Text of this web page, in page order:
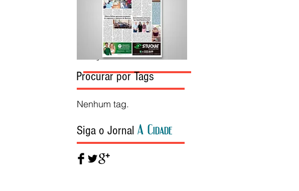
Edição da Semana
Procurar por Tags
Nenhum tag.
Siga o Jornal A Cidade